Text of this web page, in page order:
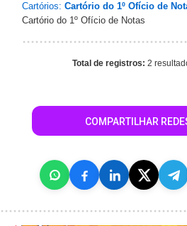
Cartórios: Cartório do 1º Ofício de
Cartório do 1º Ofício de Notas
Total de registros: 2
COMPARTILHAR